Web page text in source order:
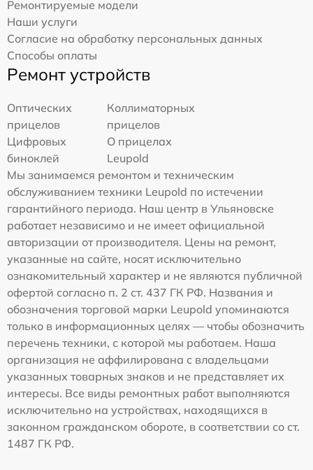
Ремонтируемые модели
Наши услуги
Согласие на обработку персональных данных
Способы оплаты
Ремонт устройств
Оптических
прицелов
Коллиматорных
прицелов
Цифровых
биноклей
О прицелах
Leupold
Мы занимаемся ремонтом и техническим
обслуживанием техники Leupold по истечении
гарантийного периода. Наш центр в Ульяновске
работает независимо и не имеет официальной
авторизации от производителя. Цены на ремонт,
указанные на сайте, носят исключительно
ознакомительный характер и не являются публичной
офертой согласно п. 2 ст. 437 ГК РФ. Названия и
обозначения торговой марки Leupold упоминаются
только в информационных целях — чтобы обозначить
перечень техники, с которой мы работаем. Наша
организация не аффилирована с владельцами
указанных товарных знаков и не представляет их
интересы. Все виды ремонтных работ выполняются
исключительно на устройствах, находящихся в
законном гражданском обороте, в соответствии со ст.
1487 ГК РФ.